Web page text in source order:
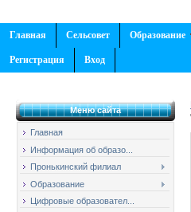
Главная Сельсовет Образование
Регистрация Вход
Меню сайта
Главная
Информация об образо...
Пронькинский филиал
Образование
Цифровые образовател...